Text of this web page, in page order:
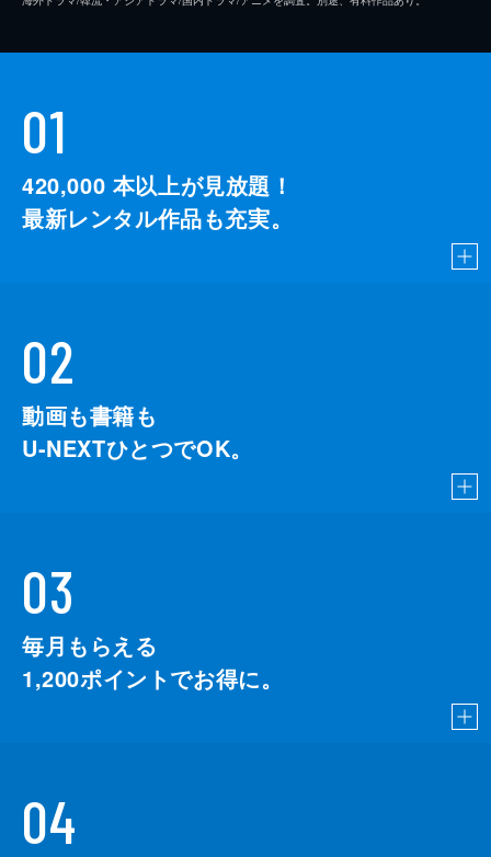
01
420,000 本以上が見放題！
最新レンタル作品も充実。
02
動画も書籍も
U-NEXTひとつでOK。
03
毎月もらえる
1,200ポイントでお得に。
04